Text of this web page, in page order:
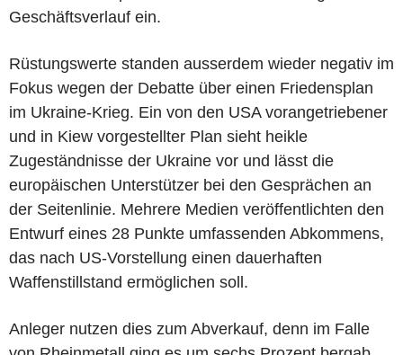
Geschäftsverlauf ein.
Rüstungswerte standen ausserdem wieder negativ im
Fokus wegen der Debatte über einen Friedensplan
im Ukraine-Krieg. Ein von den USA vorangetriebener
und in Kiew vorgestellter Plan sieht heikle
Zugeständnisse der Ukraine vor und lässt die
europäischen Unterstützer bei den Gesprächen an
der Seitenlinie. Mehrere Medien veröffentlichten den
Entwurf eines 28 Punkte umfassenden Abkommens,
das nach US-Vorstellung einen dauerhaften
Waffenstillstand ermöglichen soll.
Anleger nutzen dies zum Abverkauf, denn im Falle